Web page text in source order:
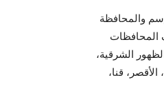
والمحافظة
المحافظات
الشرقية،
الأقصر، قنا،